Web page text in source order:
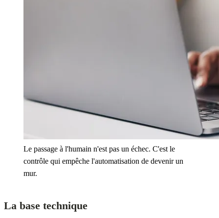
Le passage à l'humain n'est pas un échec. C'est le
contrôle qui empêche l'automatisation de devenir un
mur.
La base technique